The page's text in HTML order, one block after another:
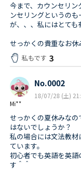
今まで、カウンセリ
ンセリングというの
が、、、私にはとても
せっかくの貴重なお休
私もです 3
Mi**
No.0002
18/07/28 (土)
せっかくの夏休みな
はないでしょうか？
私の場合には文法教
ています。
初心者でも英語を英
す＾＾